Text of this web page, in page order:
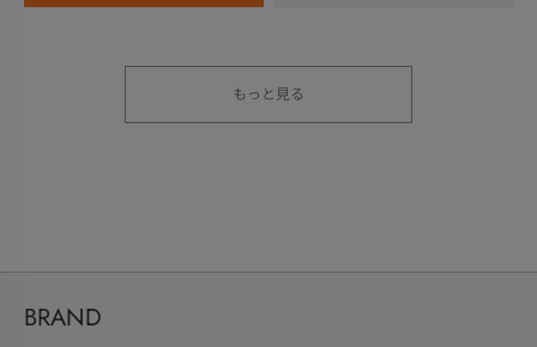
もっと見る
BRAND